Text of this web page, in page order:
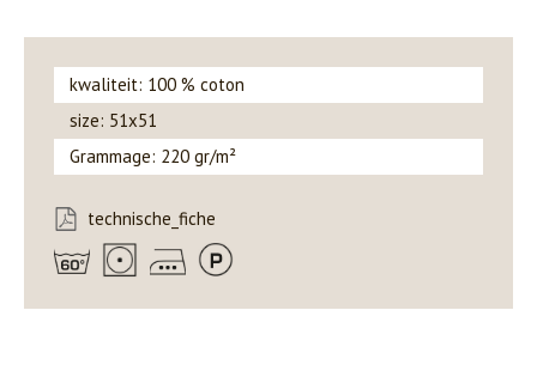
kwaliteit: 100 % coton
size: 51x51
Grammage: 220 gr/m²
technische_fiche